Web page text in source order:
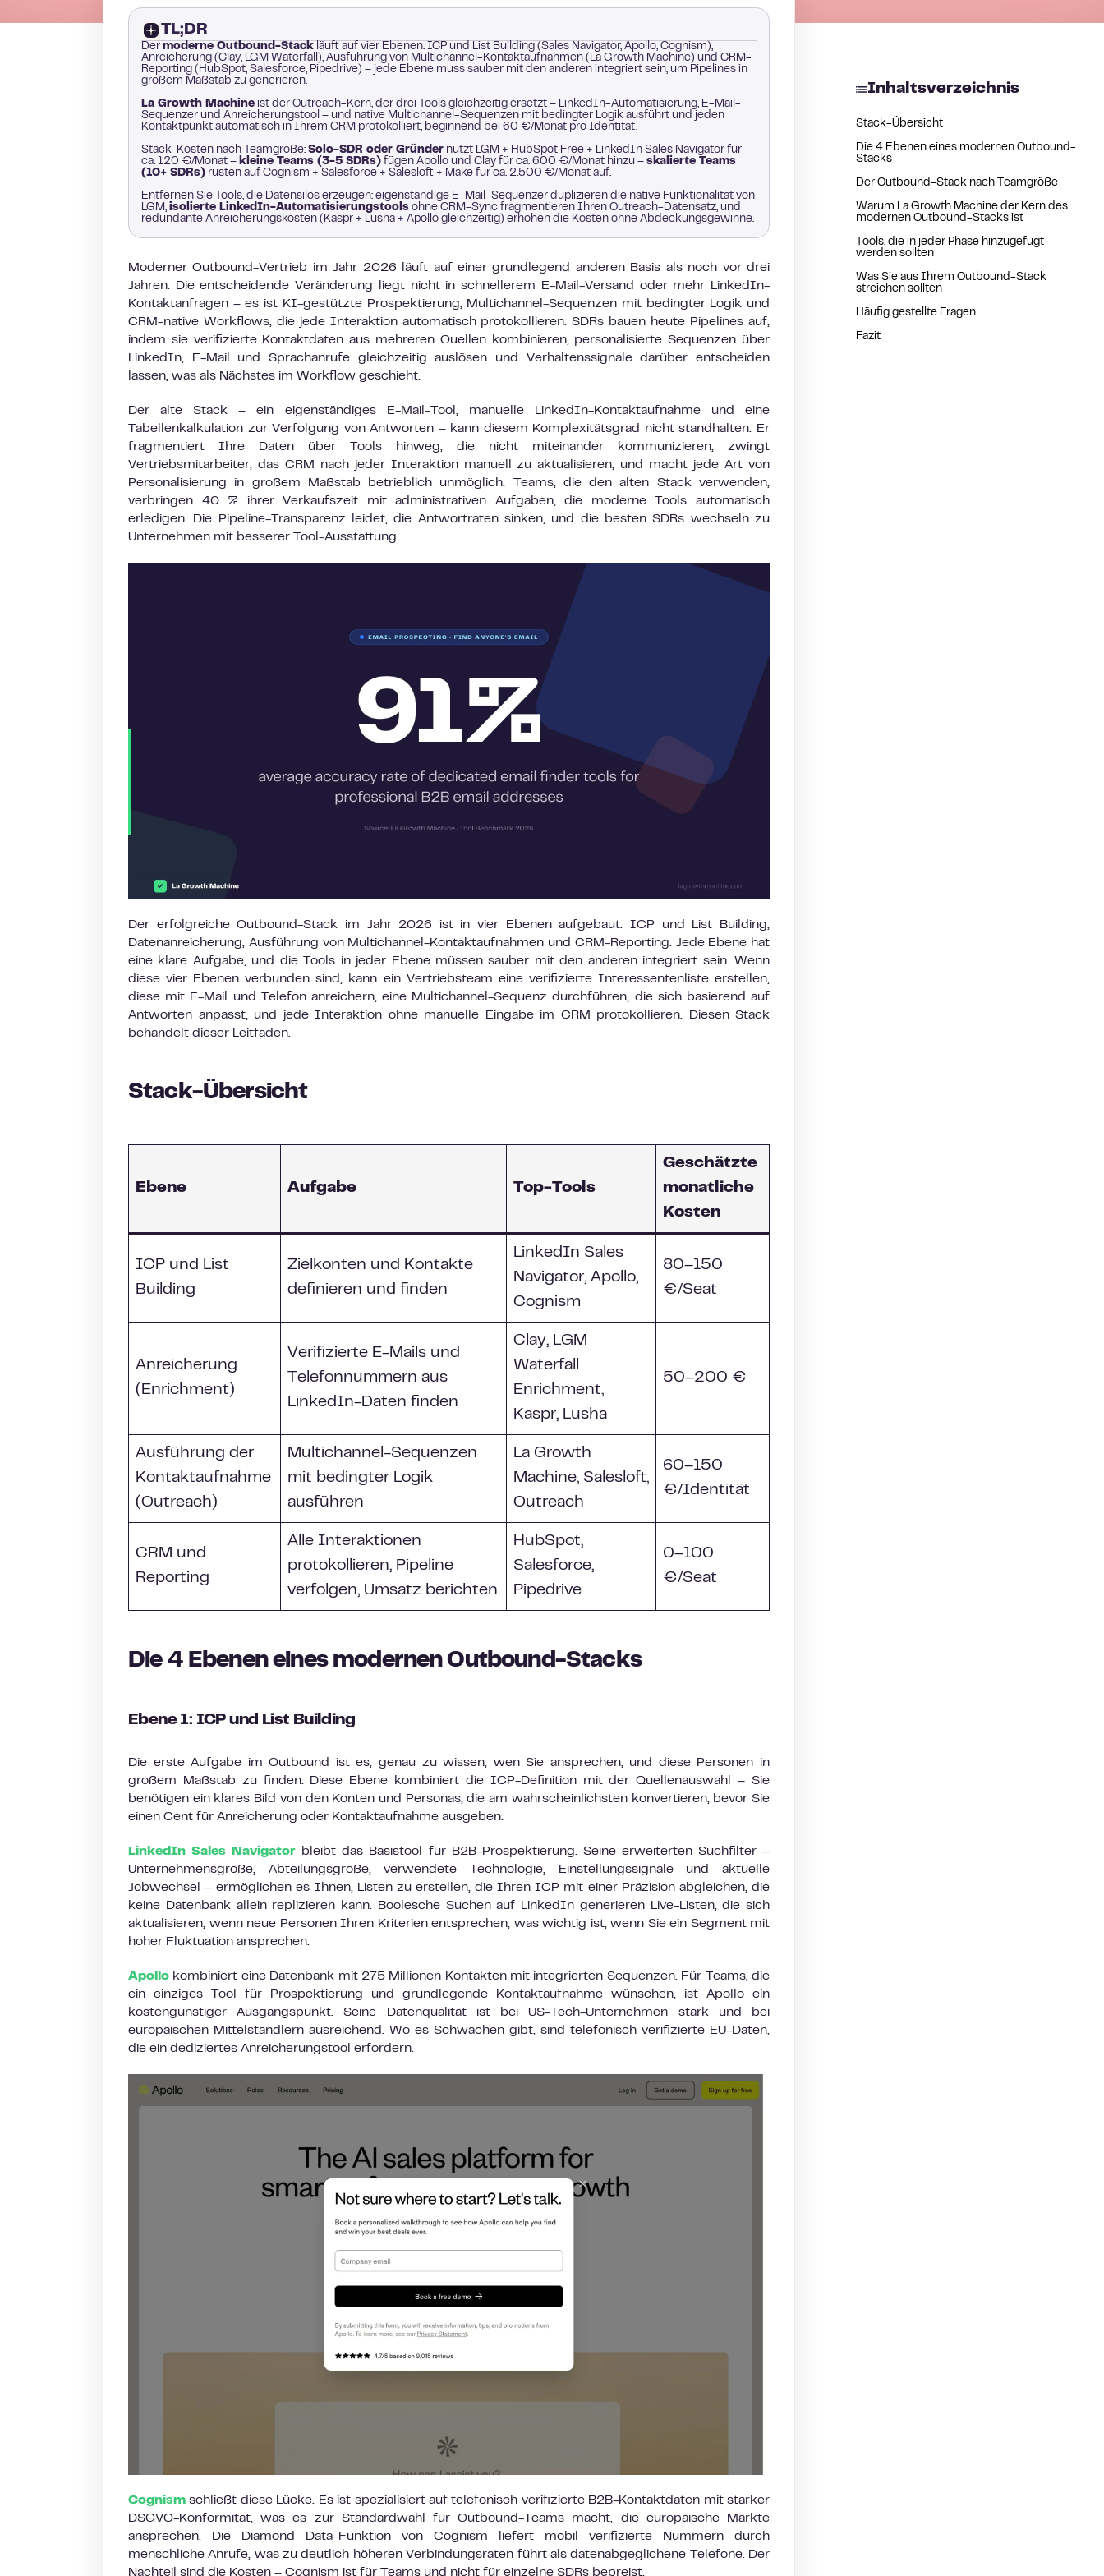
TL;DR
Der moderne Outbound-Stack läuft auf vier Ebenen: ICP und List Building (Sales Navigator, Apollo, Cognism),
Anreicherung (Clay, LGM Waterfall), Ausführung von Multichannel-Kontaktaufnahmen (La Growth Machine) und CRM-
Reporting (HubSpot, Salesforce, Pipedrive) – jede Ebene muss sauber mit den anderen integriert sein, um Pipelines in
großem Maßstab zu generieren.
La Growth Machine ist der Outreach-Kern, der drei Tools gleichzeitig ersetzt – LinkedIn-Automatisierung, E-Mail-
Sequenzer und Anreicherungstool – und native Multichannel-Sequenzen mit bedingter Logik ausführt und jeden
Kontaktpunkt automatisch in Ihrem CRM protokolliert, beginnend bei 60 €/Monat pro Identität.
Stack-Kosten nach Teamgröße: Solo-SDR oder Gründer nutzt LGM + HubSpot Free + LinkedIn Sales Navigator für
ca. 120 €/Monat – kleine Teams (3-5 SDRs) fügen Apollo und Clay für ca. 600 €/Monat hinzu – skalierte Teams
(10+ SDRs) rüsten auf Cognism + Salesforce + Salesloft + Make für ca. 2.500 €/Monat auf.
Entfernen Sie Tools, die Datensilos erzeugen: eigenständige E-Mail-Sequenzer duplizieren die native Funktionalität von
LGM, isolierte LinkedIn-Automatisierungstools ohne CRM-Sync fragmentieren Ihren Outreach-Datensatz, und
redundante Anreicherungskosten (Kaspr + Lusha + Apollo gleichzeitig) erhöhen die Kosten ohne Abdeckungsgewinne.
Inhaltsverzeichnis
Stack-Übersicht
Die 4 Ebenen eines modernen Outbound-
Stacks
Der Outbound-Stack nach Teamgröße
Warum La Growth Machine der Kern des
modernen Outbound-Stacks ist
Tools, die in jeder Phase hinzugefügt
werden sollten
Was Sie aus Ihrem Outbound-Stack
streichen sollten
Häufig gestellte Fragen
Fazit
Moderner Outbound-Vertrieb im Jahr 2026 läuft auf einer grundlegend anderen Basis als noch vor drei
Jahren. Die entscheidende Veränderung liegt nicht in schnellerem E-Mail-Versand oder mehr LinkedIn-
Kontaktanfragen – es ist KI-gestützte Prospektierung, Multichannel-Sequenzen mit bedingter Logik und
CRM-native Workflows, die jede Interaktion automatisch protokollieren. SDRs bauen heute Pipelines auf,
indem sie verifizierte Kontaktdaten aus mehreren Quellen kombinieren, personalisierte Sequenzen über
LinkedIn, E-Mail und Sprachanrufe gleichzeitig auslösen und Verhaltenssignale darüber entscheiden
lassen, was als Nächstes im Workflow geschieht.
Der alte Stack – ein eigenständiges E-Mail-Tool, manuelle LinkedIn-Kontaktaufnahme und eine
Tabellenkalkulation zur Verfolgung von Antworten – kann diesem Komplexitätsgrad nicht standhalten. Er
fragmentiert Ihre Daten über Tools hinweg, die nicht miteinander kommunizieren, zwingt
Vertriebsmitarbeiter, das CRM nach jeder Interaktion manuell zu aktualisieren, und macht jede Art von
Personalisierung in großem Maßstab betrieblich unmöglich. Teams, die den alten Stack verwenden,
verbringen 40 % ihrer Verkaufszeit mit administrativen Aufgaben, die moderne Tools automatisch
erledigen. Die Pipeline-Transparenz leidet, die Antwortraten sinken, und die besten SDRs wechseln zu
Unternehmen mit besserer Tool-Ausstattung.
Der erfolgreiche Outbound-Stack im Jahr 2026 ist in vier Ebenen aufgebaut: ICP und List Building,
Datenanreicherung, Ausführung von Multichannel-Kontaktaufnahmen und CRM-Reporting. Jede Ebene hat
eine klare Aufgabe, und die Tools in jeder Ebene müssen sauber mit den anderen integriert sein. Wenn
diese vier Ebenen verbunden sind, kann ein Vertriebsteam eine verifizierte Interessentenliste erstellen,
diese mit E-Mail und Telefon anreichern, eine Multichannel-Sequenz durchführen, die sich basierend auf
Antworten anpasst, und jede Interaktion ohne manuelle Eingabe im CRM protokollieren. Diesen Stack
behandelt dieser Leitfaden.
Stack-Übersicht
Ebene Aufgabe Top-Tools
Geschätzte
monatliche
Kosten
ICP und List
Building
Zielkonten und Kontakte
definieren und finden
LinkedIn Sales
Navigator, Apollo,
Cognism
80–150
€/Seat
Anreicherung
(Enrichment)
Verifizierte E-Mails und
Telefonnummern aus
LinkedIn-Daten finden
Clay, LGM
Waterfall
Enrichment,
Kaspr, Lusha
50–200 €
Ausführung der
Kontaktaufnahme
(Outreach)
Multichannel-Sequenzen
mit bedingter Logik
ausführen
La Growth
Machine, Salesloft,
Outreach
60–150
€/Identität
CRM und
Reporting
Alle Interaktionen
protokollieren, Pipeline
verfolgen, Umsatz berichten
HubSpot,
Salesforce,
Pipedrive
0–100
€/Seat
Die 4 Ebenen eines modernen Outbound-Stacks
Ebene 1: ICP und List Building
Die erste Aufgabe im Outbound ist es, genau zu wissen, wen Sie ansprechen, und diese Personen in
großem Maßstab zu finden. Diese Ebene kombiniert die ICP-Definition mit der Quellenauswahl – Sie
benötigen ein klares Bild von den Konten und Personas, die am wahrscheinlichsten konvertieren, bevor Sie
einen Cent für Anreicherung oder Kontaktaufnahme ausgeben.
LinkedIn Sales Navigator bleibt das Basistool für B2B-Prospektierung. Seine erweiterten Suchfilter –
Unternehmensgröße, Abteilungsgröße, verwendete Technologie, Einstellungssignale und aktuelle
Jobwechsel – ermöglichen es Ihnen, Listen zu erstellen, die Ihren ICP mit einer Präzision abgleichen, die
keine Datenbank allein replizieren kann. Boolesche Suchen auf LinkedIn generieren Live-Listen, die sich
aktualisieren, wenn neue Personen Ihren Kriterien entsprechen, was wichtig ist, wenn Sie ein Segment mit
hoher Fluktuation ansprechen.
Apollo kombiniert eine Datenbank mit 275 Millionen Kontakten mit integrierten Sequenzen. Für Teams, die
ein einziges Tool für Prospektierung und grundlegende Kontaktaufnahme wünschen, ist Apollo ein
kostengünstiger Ausgangspunkt. Seine Datenqualität ist bei US-Tech-Unternehmen stark und bei
europäischen Mittelständlern ausreichend. Wo es Schwächen gibt, sind telefonisch verifizierte EU-Daten,
die ein dediziertes Anreicherungstool erfordern.
Cognism schließt diese Lücke. Es ist spezialisiert auf telefonisch verifizierte B2B-Kontaktdaten mit starker
DSGVO-Konformität, was es zur Standardwahl für Outbound-Teams macht, die europäische Märkte
ansprechen. Die Diamond Data-Funktion von Cognism liefert mobil verifizierte Nummern durch
menschliche Anrufe, was zu deutlich höheren Verbindungsraten führt als datenabgeglichene Telefone. Der
Nachteil sind die Kosten – Cognism ist für Teams und nicht für einzelne SDRs bepreist.